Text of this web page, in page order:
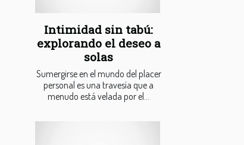
Intimidad sin tabú:
explorando el deseo a
solas
Sumergirse en el mundo del placer
personal es una travesía que a
menudo está velada por el...